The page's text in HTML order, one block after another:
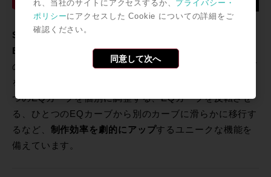
SEQ-SはNugen Audioらしい高精度の
EQ
。7.1chまでのソースに対応するほか、別のトラック
のオーディオ成分を分析し質感をマッチさせるEQカーブ
を自動で提案する、GUIに直接EQカーブを書き込む、3
つのEQカーブを個別に調整する、EQカーブを反転させ
る、ひとつのEQカーブから別のカーブに滑らかに移行す
るなど、 制作効率を劇的にアップするユニークな機能を
備えています。
れ、当社のサイトにアクセスするか、 プライバシー・
ポリシーにアクセスした Cookie についての詳細をご
確認ください。
同意して次へ